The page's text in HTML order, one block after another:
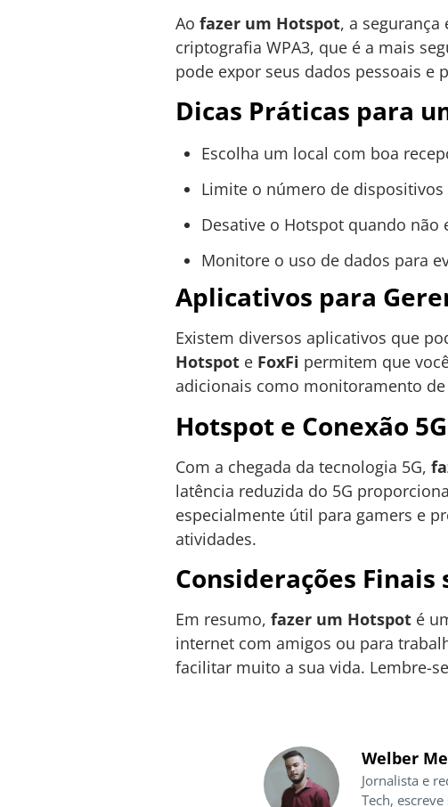
Ao fazer um Hotspot, a
criptografia WPA3, que é a mais
pode expor seus dados pessoais e
Dicas Práticas para
Escolha um local com boa
Limite o número de
Desative o Hotspot quando
Monitore o uso de dados para
Aplicativos para
Existem diversos aplicativos que
Hotspot e FoxFi permitem que
adicionais como monitoramento
Hotspot e Conexão 5G
Com a chegada da tecnologia 5G,
latência reduzida do 5G
especialmente útil para gamers e
atividades.
Considerações
Em resumo, fazer um Hotspot é
internet com amigos ou para
facilitar muito a sua vida. Lembre-
Welber
Jornalista e
Tech,